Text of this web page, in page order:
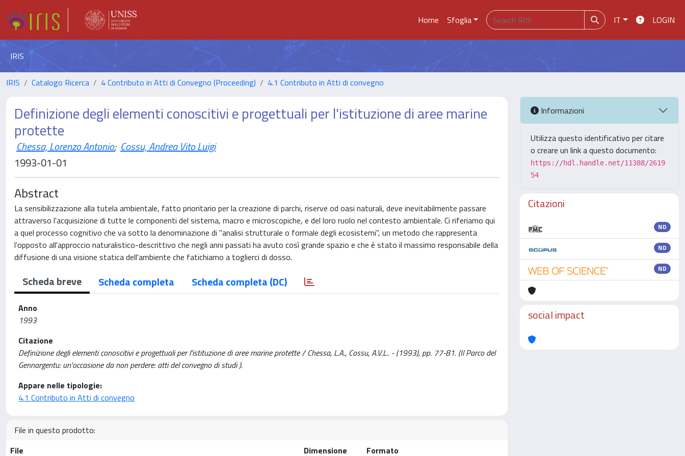
Home Sfoglia IT LOGIN
IRIS
IRIS Catalogo Ricerca 4 Contributo in Atti di Convegno (Proceeding) 4.1 Contributo in Atti di convegno
Definizione degli elementi conoscitivi e progettuali per l'istituzione di aree marine
protette
Chessa, Lorenzo Antonio; Cossu, Andrea Vito Luigi
1993-01-01
Abstract
La sensibilizzazione alla tutela ambientale, fatto prioritario per la creazione di parchi, riserve od oasi naturali, deve inevitabilmente passare
attraverso l'acquisizione di tutte le componenti del sistema, macro e microscopiche, e del loro ruolo nel contesto ambientale. Ci riferiamo qui
a quel processo cognitivo che va sotto la denominazione di "analisi strutturale o formale degli ecosistemi", un metodo che rappresenta
l'opposto all'approccio naturalistico-descrittivo che negli anni passati ha avuto così grande spazio e che è stato il massimo responsabile della
diffusione di una visione statica dell'ambiente che fatichiamo a toglierci di dosso.
Scheda breve Scheda completa Scheda completa (DC)
Anno
1993
Citazione
Definizione degli elementi conoscitivi e progettuali per l'istituzione di aree marine protette / Chessa, L.A., Cossu, A.V.L.. - (1993), pp. 77-81. (Il Parco del
Gennargentu: un'occasione da non perdere: atti del convegno di studi ).
Appare nelle tipologie:
4.1 Contributo in Atti di convegno
File in questo prodotto:
File
Dimensione Formato
Informazioni
Utilizza questo identificativo per citare
o creare un link a questo documento:
https://hdl.handle.net/11388/2619
54
Citazioni
ND
ND
ND
social impact